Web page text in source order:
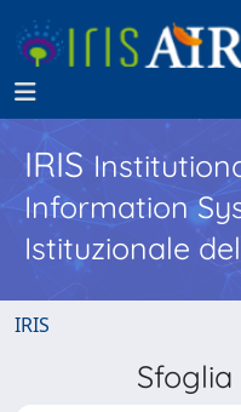
IRIS
Information
Istituzionale
IRIS